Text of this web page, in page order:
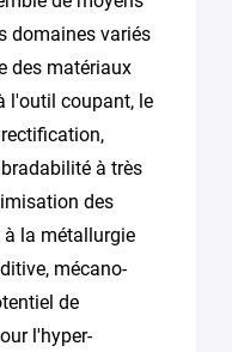
domaines variés
des matériaux
l'outil coupant, le
à très
des
la métallurgie
mécano-
de
l'hyper-